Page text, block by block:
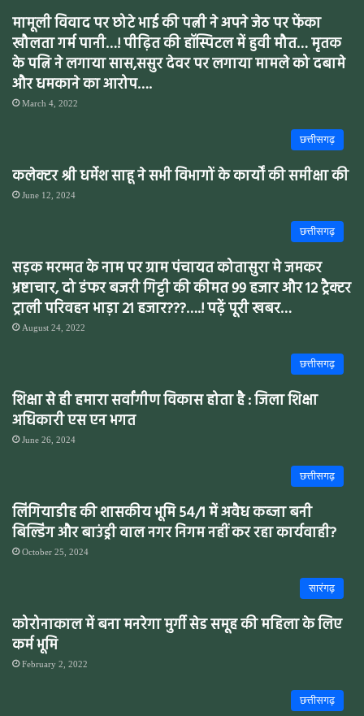
मामूली विवाद पर छोटे भाई की पत्नी ने अपने जेठ पर फेंका
खौलता गर्म पानी…! पीढ़ित की हॉस्पिटल में हुवी मौत… मृतक
के पत्नि ने लगाया सास,ससुर देवर पर लगाया मामले को दबामे
और धमकाने का आरोप….
March 4, 2022
छत्तीसगढ़
कलेक्टर श्री धर्मेश साहू ने सभी विभागों के कार्यों की समीक्षा की
June 12, 2024
छत्तीसगढ़
सड़क मरम्मत के नाम पर ग्राम पंचायत कोतासुरा मे जमकर
भ्रष्टाचार, दो डंफर बजरी गिट्टी की कीमत 99 हजार और 12 ट्रैक्टर
ट्राली परिवहन भाड़ा 21 हजार???….! पढ़ें पूरी खबर…
August 24, 2022
छत्तीसगढ़
शिक्षा से ही हमारा सर्वांगीण विकास होता है : जिला शिक्षा
अधिकारी एस एन भगत
June 26, 2024
छत्तीसगढ़
लिंगियाडीह की शासकीय भूमि 54/1 में अवैध कब्जा बनी
बिल्डिंग और बाउंड्री वाल नगर निगम नहीं कर रहा कार्यवाही?
October 25, 2024
सारंगढ़
कोरोनाकाल में बना मनरेगा मुर्गी सेड समूह की महिला के लिए
कर्म भूमि
February 2, 2022
छत्तीसगढ़